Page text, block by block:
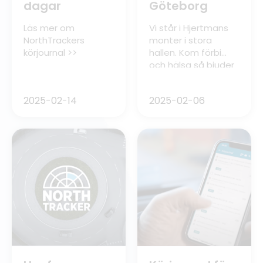
dagar
Läs mer om
NorthTrackers
körjournal >>
2025-02-14
Göteborg
Vi står i Hjertmans
monter i stora
hallen. Kom förbi
och hälsa så bjuder
där fredag & lördag
2025-02-06